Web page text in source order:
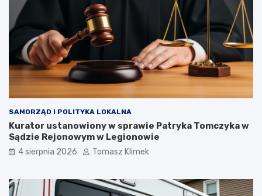
SAMORZĄD I POLITYKA LOKALNA
Kurator ustanowiony w sprawie Patryka Tomczyka w
Sądzie Rejonowym w Legionowie
4 sierpnia 2026 Tomasz Klimek